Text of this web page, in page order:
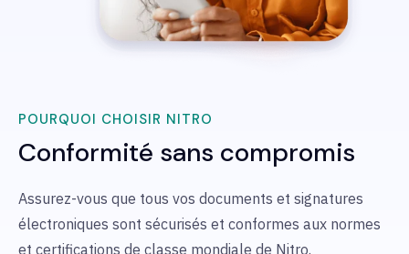
POURQUOI CHOISIR NITRO
Conformité sans compromis
Assurez-vous que tous vos documents et signatures
électroniques sont sécurisés et conformes aux normes
et certifications de classe mondiale de Nitro.